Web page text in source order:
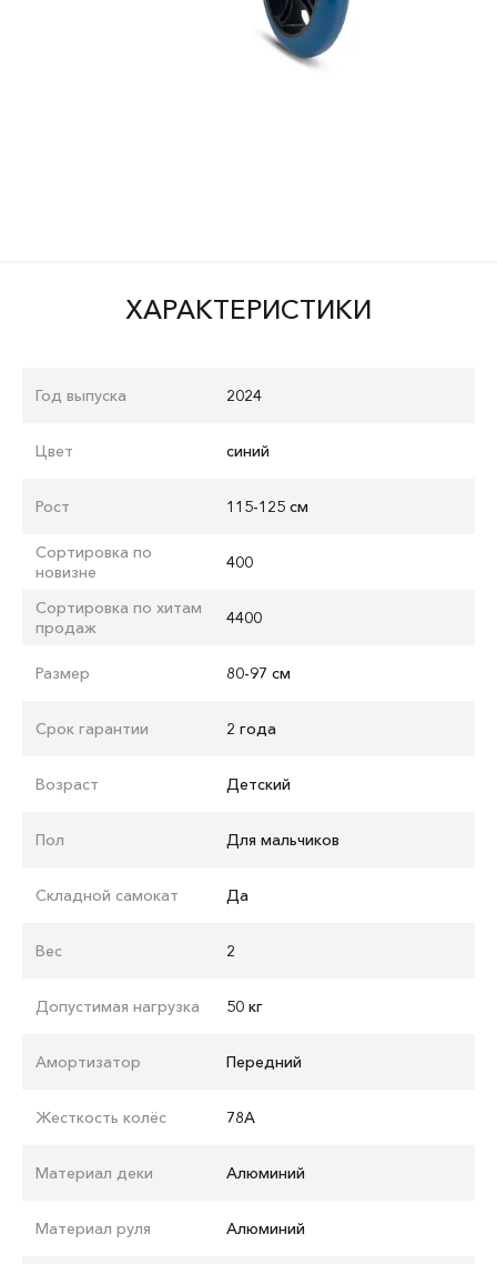
ХАРАКТЕРИСТИКИ
Год выпуска 2024
Цвет синий
Рост 115-125 см
Сортировка по
новизне
400
Сортировка по хитам
продаж
4400
Размер 80-97 см
Срок гарантии 2 года
Возраст Детский
Пол Для мальчиков
Складной самокат Да
Вес 2
Допустимая нагрузка 50 кг
Амортизатор Передний
Жесткость колёс 78A
Материал деки Алюминий
Материал руля Алюминий